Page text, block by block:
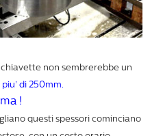
chiavette non sembrerebbe un
di 250mm.
!
questi spessori cominciano